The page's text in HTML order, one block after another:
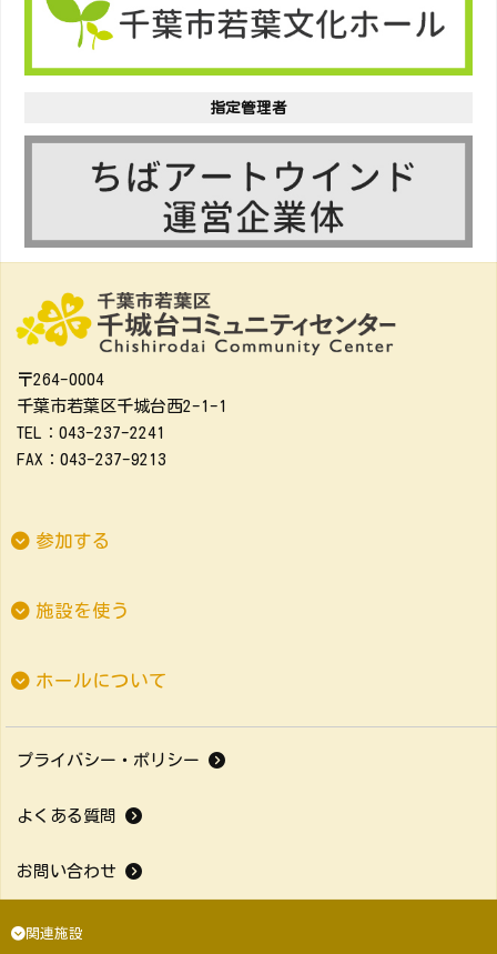
指定管理者
〒264-0004
千葉市若葉区千城台西2-1-1
TEL：043-237-2241
FAX：043-237-9213
参加する
施設を使う
ホールについて
プライバシー・ポリシー
よくある質問
お問い合わせ
関連施設